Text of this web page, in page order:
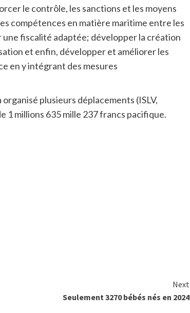
le contrôle, les sanctions et les moyens
compétences en matière maritime entre les
fiscalité adaptée; développer la création
et enfin, développer et améliorer les
en y intégrant des mesures
plusieurs déplacements (ISLV,
1 millions 635 mille 237 francs pacifique.
Next
Seulement 3270 bébés nés en 2024